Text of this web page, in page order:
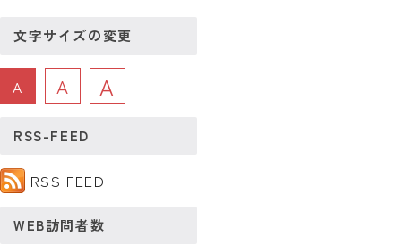
文字サイズの変更
A A A
RSS-FEED
RSS FEED
WEB訪問者数